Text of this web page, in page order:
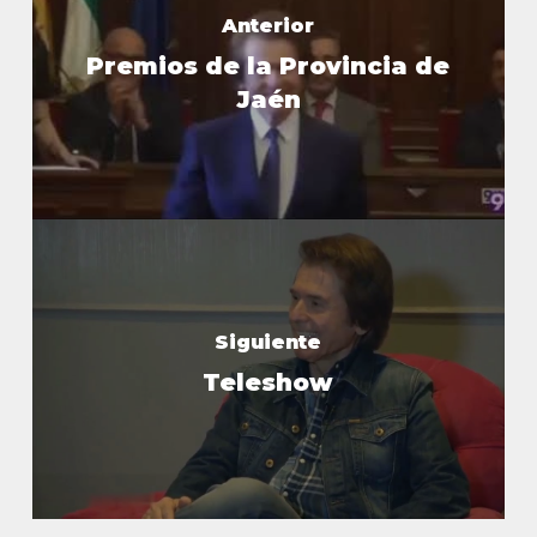
Anterior
Premios de la Provincia de
Jaén
Siguiente
Teleshow